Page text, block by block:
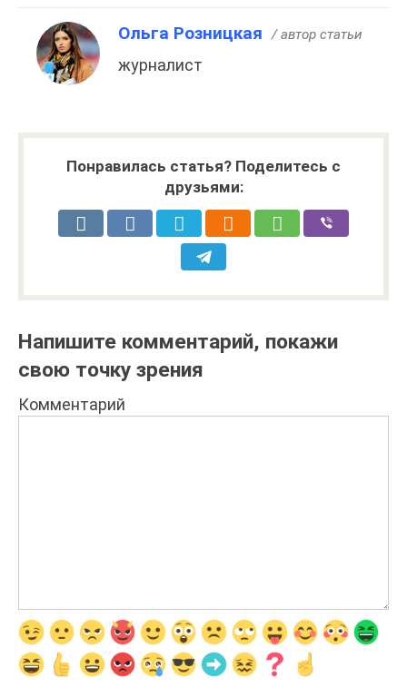
Ольга Розницкая / автор статьи
журналист
Понравилась статья? Поделитесь с
друзьями:
Напишите комментарий, покажи
свою точку зрения
Комментарий